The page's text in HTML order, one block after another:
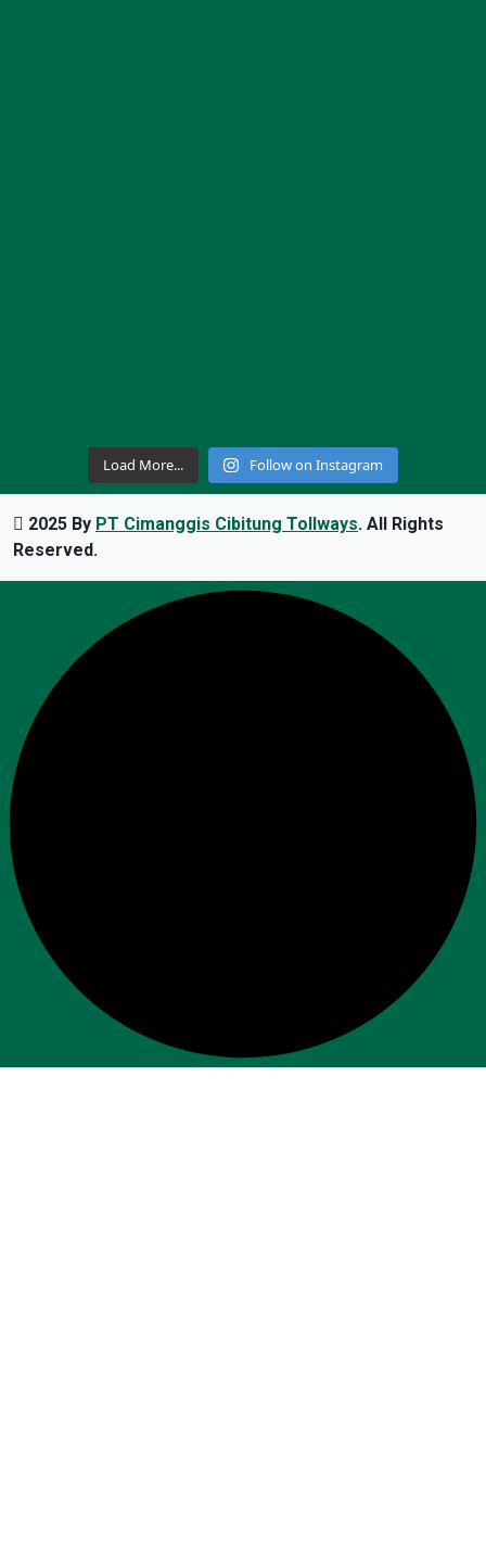
Load More... Follow on Instagram
2025 By PT Cimanggis Cibitung Tollways. All Rights
Reserved.